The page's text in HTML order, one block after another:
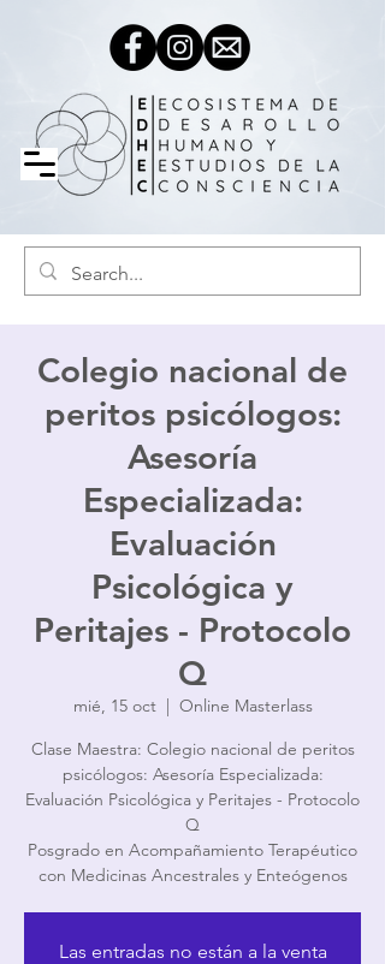
Colegio nacional de
peritos psicólogos:
Asesoría
Especializada:
Evaluación
Psicológica y
Peritajes - Protocolo
Q
mié, 15 oct
  |
Online Masterlass
Clase Maestra: Colegio nacional de peritos
psicólogos: Asesoría Especializada:
Evaluación Psicológica y Peritajes - Protocolo
Q
Posgrado en Acompañamiento Terapéutico
con Medicinas Ancestrales y Enteógenos
Las entradas no están a la venta